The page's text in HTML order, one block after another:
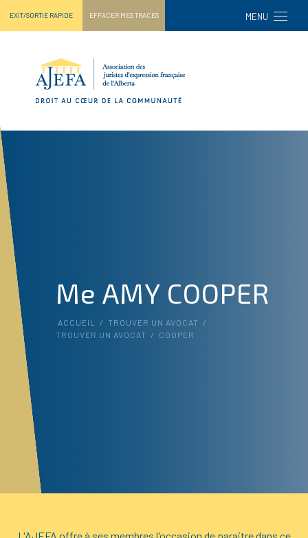
EXIT/SORTIE RAPIDE EFFACER MES TRACES MENU
Me AMY COOPER
ACCUEIL / TROUVER UN AVOCAT
/
TROUVER UN AVOCAT / COOPER